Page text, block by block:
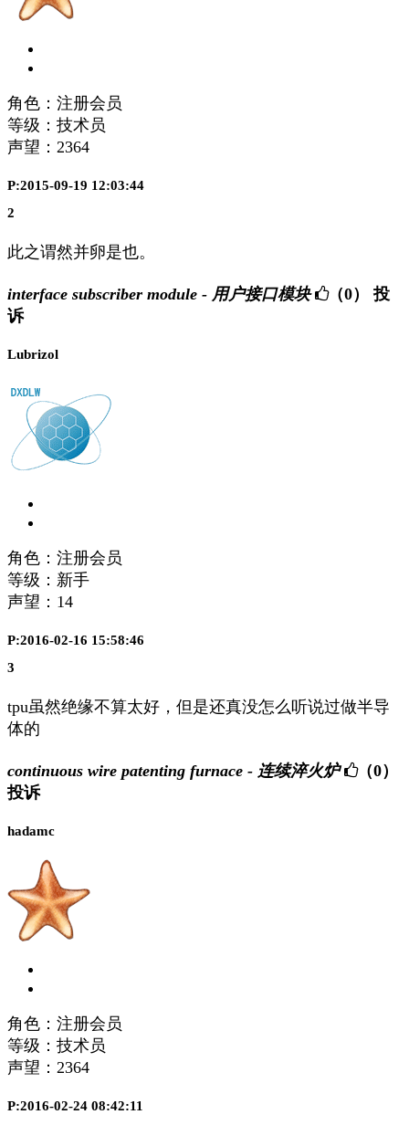
角色：注册会员
等级：技术员
声望： 2364
P:2015-09-19 12:03:44
2
此之谓然并卵是也。
interface subscriber module - 用户接口模块 （0）
投
诉
Lubrizol
角色：注册会员
等级：新手
声望： 14
P:2016-02-16 15:58:46
3
tpu虽然绝缘不算太好，但是还真没怎么听说过做半导
体的
continuous wire patenting furnace - 连续淬火炉
（0）
投诉
hadamc
角色：注册会员
等级：技术员
声望： 2364
P:2016-02-24 08:42:11